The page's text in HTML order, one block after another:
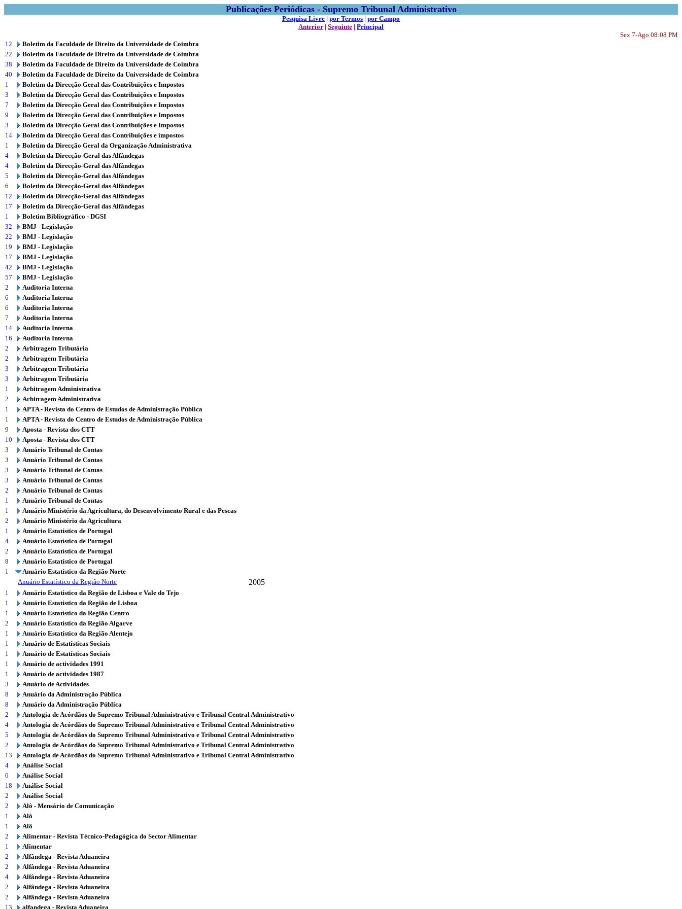
Publicações Periódicas - Supremo Tribunal Administrativo
Pesquisa Livre | por Termos | por Campo
Anterior | Seguinte | Principal
Sex 7-Ago 08:08 PM
12
Boletim da Faculdade de Direito da Universidade de Coimbra
22
Boletim da Faculdade de Direito da Universidade de Coimbra
38
Boletim da Faculdade de Direito da Universidade de Coimbra
40
Boletim da Faculdade de Direito da Universidade de Coimbra
1
Boletim da Direcção Geral das Contribuições e Impostos
3
Boletim da Direcção Geral das Contribuições e Impostos
7
Boletim da Direcção Geral das Contribuições e Impostos
9
Boletim da Direcção Geral das Contribuições e Impostos
3
Boletim da Direcção Geral das Contribuições e Impostos
14
Boletim da Direcção Geral das Contribuições e impostos
1
Boletim da Direcção Geral da Organização Administrativa
4
Boletim da Direcção-Geral das Alfândegas
4
Boletim da Direcção-Geral das Alfândegas
5
Boletim da Direcção-Geral das Alfândegas
6
Boletim da Direcção-Geral das Alfândegas
12
Boletim da Direcção-Geral das Alfândegas
17
Boletim da Direcção-Geral das Alfândegas
1
Boletim Bibliográfico - DGSI
32
BMJ - Legislação
22
BMJ - Legislação
19
BMJ - Legislação
17
BMJ - Legislação
42
BMJ - Legislação
57
BMJ - Legislação
2
Auditoria Interna
6
Auditoria Interna
6
Auditoria Interna
7
Auditoria Interna
14
Auditoria Interna
16
Auditoria Interna
2
Arbitragem Tributária
2
Arbitragem Tributária
3
Arbitragem Tributária
3
Arbitragem Tributária
1
Arbitragem Administrativa
2
Arbitragem Administrativa
1
APTA - Revista do Centro de Estudos de Administração Pública
1
APTA - Revista do Centro de Estudos de Administração Pública
9
Aposta - Revista dos CTT
10
Aposta - Revista dos CTT
3
Anuário Tribunal de Contas
3
Anuário Tribunal de Contas
3
Anuário Tribunal de Contas
3
Anuário Tribunal de Contas
2
Anuário Tribunal de Contas
1
Anuário Tribunal de Contas
1
Anuário Ministério da Agricultura, do Desenvolvimento Rural e das Pescas
2
Anuário Ministério da Agricultura
1
Anuário Estatístico de Portugal
4
Anuário Estatístico de Portugal
2
Anuário Estatístico de Portugal
8
Anuário Estatístico de Portugal
1
Anuário Estatístico da Região Norte
Anuário Estatístico da Região Norte
2005
1
Anuário Estatístico da Região de Lisboa e Vale do Tejo
1
Anuário Estatístico da Região de Lisboa
1
Anuário Estatístico da Região Centro
2
Anuário Estatístico da Região Algarve
1
Anuário Estatístico da Região Alentejo
1
Anuário de Estatísticas Sociais
1
Anuário de Estatísticas Sociais
1
Anuário de actividades 1991
1
Anuário de actividades 1987
3
Anuário de Actividades
8
Anuário da Administração Pública
8
Anuário da Administração Pública
2
Antologia de Acórdãos do Supremo Tribunal Administrativo e Tribunal Central Administrativo
4
Antologia de Acórdãos do Supremo Tribunal Administrativo e Tribunal Central Administrativo
5
Antologia de Acórdãos do Supremo Tribunal Administrativo e Tribunal Central Administrativo
2
Antologia de Acórdãos do Supremo Tribunal Administrativo e Tribunal Central Administrativo
13
Antologia de Acórdãos do Supremo Tribunal Administrativo e Tribunal Central Administrativo
4
Análise Social
6
Análise Social
18
Análise Social
2
Análise Social
2
Alô - Mensário de Comunicação
1
Alô
1
Alô
2
Alimentar - Revista Técnico-Pedagógica do Sector Alimentar
1
Alimentar
2
Alfândega - Revista Aduaneira
2
Alfândega - Revista Aduaneira
4
Alfândega - Revista Aduaneira
2
Alfândega - Revista Aduaneira
2
Alfândega - Revista Aduaneira
13
alfandega - Revista Aduaneira